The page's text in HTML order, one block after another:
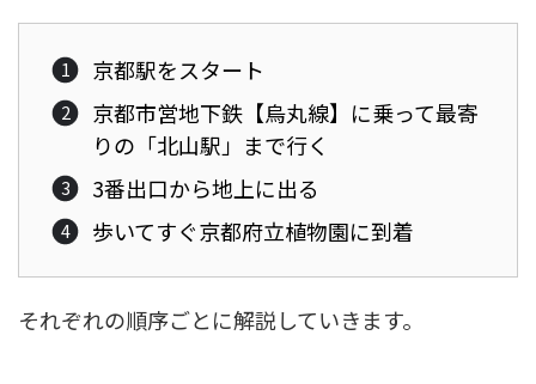
京都駅をスタート
京都市営地下鉄【烏丸線】に乗って最寄
りの「北山駅」まで行く
3番出口から地上に出る
歩いてすぐ京都府立植物園に到着
それぞれの順序ごとに解説していきます。